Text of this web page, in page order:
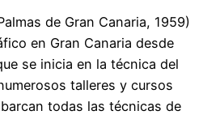
de Gran Canaria, 1959)
en Gran Canaria desde
se inicia en la técnica del
talleres y cursos
todas las técnicas de